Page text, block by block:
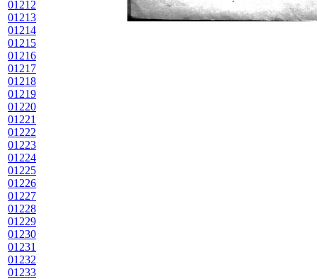
01212
01213
01214
01215
01216
01217
01218
01219
01220
01221
01222
01223
01224
01225
01226
01227
01228
01229
01230
01231
01232
01233